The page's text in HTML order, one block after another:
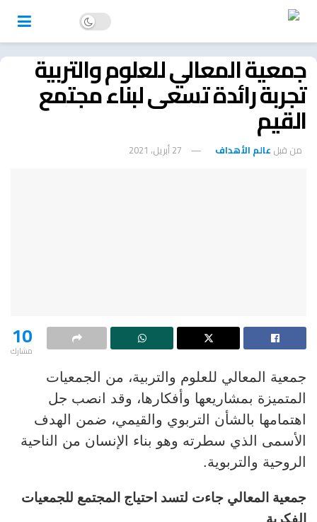
جمعية المعالي للعلوم والتربية
تجربة رائدة تسعى لبناء مجتمع
القيم
من قبل عالم الأهداف 27 أبريل، 2021
10
مشارك
جمعية المعالي للعلوم والتربية، من الجمعيات
المتميزة بمشاريعها وأفكارها، وقد انصب جل
اهتمامها بالشأن التربوي والقيمي، ضمن الهدف
الأسمى الذي سطرته وهو بناء الإنسان من الناحية
الروحية والتربوية.
جمعية المعالي جاءت لتسد احتياج المجتمع للجمعيات
الفكرية